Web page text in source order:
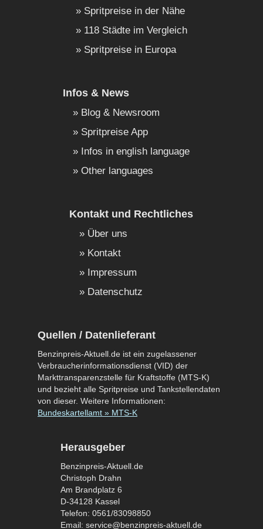
Spritpreise in der Nähe
118 Städte im Vergleich
Spritpreise in Europa
Infos & News
Blog & Newsroom
Spritpreise App
Infos in english language
Other languages
Kontakt und Rechtliches
Über uns
Kontakt
Impressum
Datenschutz
Quellen / Datenlieferant
Benzinpreis-Aktuell.de ist ein zugelassener
Verbraucherinformationsdienst (VID) der
Markttransparenzstelle für Kraftstoffe (MTS-K)
und bezieht alle Spritpreise und Tankstellendaten
von dieser. Weitere Informationen:
Bundeskartellamt » MTS-K
Herausgeber
Benzinpreis-Aktuell.de
Christoph Drahn
Am Brandplatz 6
D-34128 Kassel
Telefon: 0561/83098850
Email: service@benzinpreis-aktuell.de